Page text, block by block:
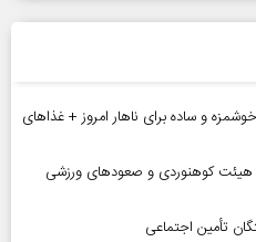
کنم؟ | ۲۰ پیشنهاد خوشمزه و ساده برای ناهار امروز + غذاهای
هیئت کوهنوردی و صعودهای ورزشی
تأمین اجتماعی